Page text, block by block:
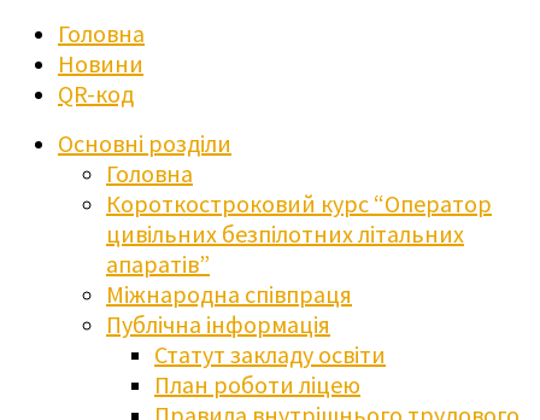
Головна
Новини
QR-код
Основні розділи
Головна
Короткостроковий курс “Оператор
цивільних безпілотних літальних
апаратів”
Міжнародна співпраця
Публічна інформація
Статут закладу освіти
План роботи ліцею